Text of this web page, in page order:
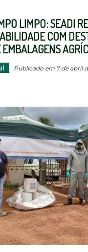
LIMPO: SEADI
COM
Publicado em 7 de abril